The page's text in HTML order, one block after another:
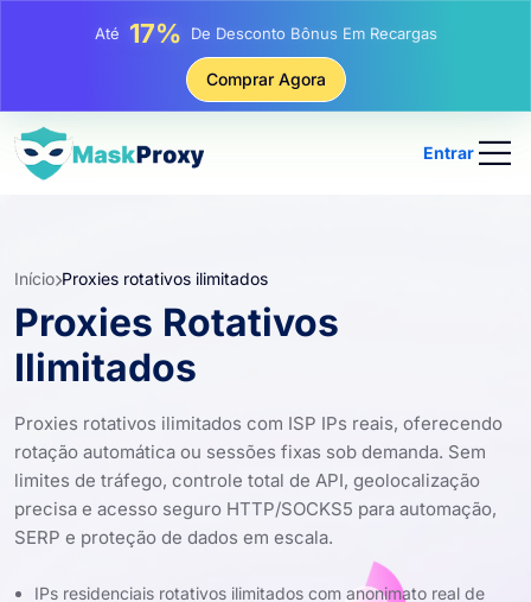
Até 17% De Desconto Bônus Em Recargas
Desconto Em Compras Estáticas De IP
Comprar Agora
Entrar
Início Proxies rotativos ilimitados
Proxies Rotativos
Ilimitados
Proxies rotativos ilimitados com ISP IPs reais, oferecendo
rotação automática ou sessões fixas sob demanda. Sem
limites de tráfego, controle total de API, geolocalização
precisa e acesso seguro HTTP/SOCKS5 para automação,
SERP e proteção de dados em escala.
IPs residenciais rotativos ilimitados com anonimato real de